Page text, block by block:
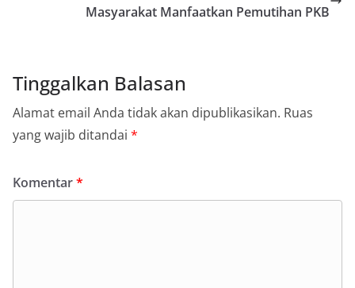
Masyarakat Manfaatkan Pemutihan PKB
Tinggalkan Balasan
Alamat email Anda tidak akan dipublikasikan. Ruas
yang wajib ditandai *
Komentar*